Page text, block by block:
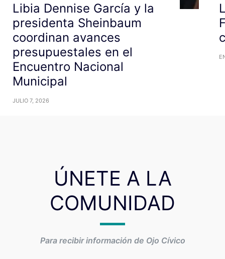
Libia Dennise García y la
presidenta Sheinbaum
coordinan avances
presupuestales en el
Encuentro Nacional
Municipal
JULIO 7, 2026
ÚNETE A LA
COMUNIDAD
Para recibir información de Ojo Cívico